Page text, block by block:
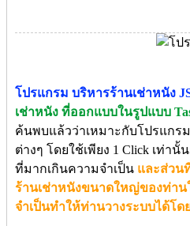
โปรแกรม บริหารร้านเช่าหนัง
เช่าหนัง ที่ออกแบบในรูปแบบ
ค้นพบแล้วว่าเหมาะกับโปรแก
ต่างๆ โดยใช้เพียง 1 Click เท่า
ที่มากเกินความจำเป็น และส่วน
ร้านเช่าหนังขนาดใหญ่ของท่าน
จำเป็นทำให้ท่านวางระบบได้โด